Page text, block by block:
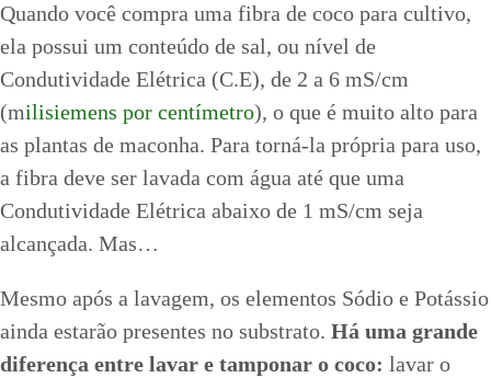
Quando você compra uma fibra de coco para cultivo,
ela possui um conteúdo de sal, ou nível de
Condutividade Elétrica (C.E), de 2 a 6 mS/cm
(milisiemens por centímetro), o que é muito alto para
as plantas de maconha. Para torná-la própria para uso,
a fibra deve ser lavada com água até que uma
Condutividade Elétrica abaixo de 1 mS/cm seja
alcançada. Mas…
Mesmo após a lavagem, os elementos Sódio e Potássio
ainda estarão presentes no substrato. Há uma grande
diferença entre lavar e tamponar o coco: lavar o